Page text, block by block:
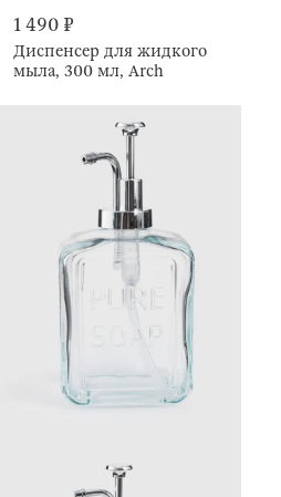
1 490 ₽
Диспенсер для жидкого
мыла, 300 мл, Arch